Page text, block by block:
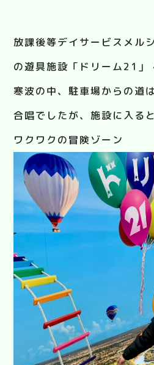
放課後等デイサービスメル
の遊具施設「ドリーム21」
寒波の中、駐車場からの道
合唱でしたが、施設に入る
ワクワクの冒険ゾーン